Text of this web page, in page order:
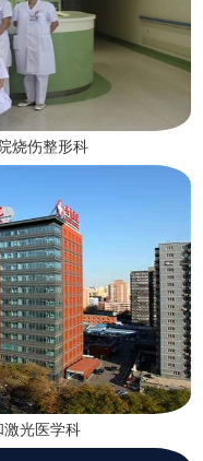
烧伤整形科
激光医学科